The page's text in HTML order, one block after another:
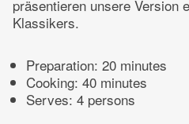
präsentieren unsere Version
Klassikers.
Preparation: 20 minutes
Cooking: 40 minutes
Serves: 4 persons